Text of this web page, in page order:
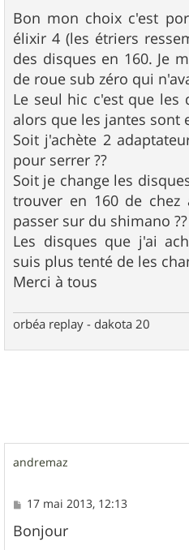
s
s
a
g
e
Bon mon choix c'est
élixir 4 (les étriers
des disques en 160. Je
de roue sub zéro qui
Le seul hic c'est que les
alors que les jantes sont
Soit j'achète 2
pour serrer ??
Soit je change les
trouver en 160 de
passer sur du shimano ??
Les disques que j'ai
suis plus tenté de les
Merci à tous
orbéa replay - dakota 20
andremaz
M
s
s
17 mai 2013, 12:13
Bonjour